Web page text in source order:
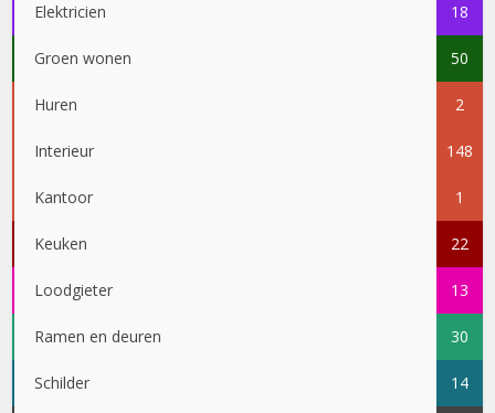
Elektricien 18
Groen wonen 50
Huren 2
Interieur 148
Kantoor 1
Keuken 22
Loodgieter 13
Ramen en deuren 30
Schilder 14